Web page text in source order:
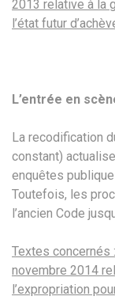
2013 relative à la
l’état futur
L’entrée en
La recodification
constant)
enquêtes
Toutefois, les
l’ancien Code
Textes concernés
novembre 2014
l’expropriation